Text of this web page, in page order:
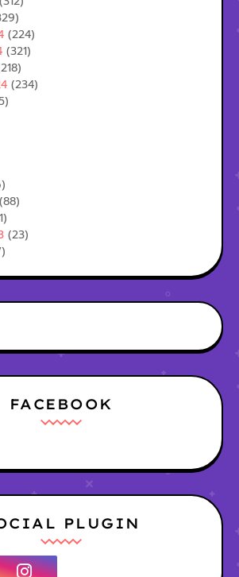
(224)
(321)
(234)
(88)
(23)
FACEBOOK
PLUGIN